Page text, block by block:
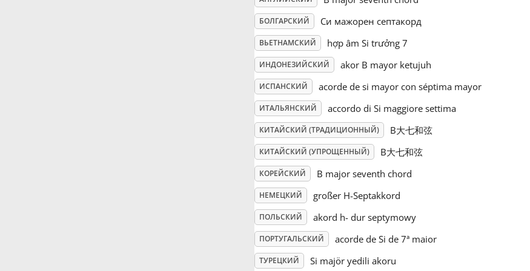
БОЛГАРСКИЙ Си мажорен септакорд
ВЬЕТНАМСКИЙ hợp âm Si trưởng 7
ИНДОНЕЗИЙСКИЙ akor B mayor ketujuh
ИСПАНСКИЙ acorde de si mayor con séptima mayor
ИТАЛЬЯНСКИЙ accordo di Si maggiore settima
КИТАЙСКИЙ (ТРАДИЦИОННЫЙ) B大七和弦
КИТАЙСКИЙ (УПРОЩЕННЫЙ) B大七和弦
КОРЕЙСКИЙ B major seventh chord
НЕМЕЦКИЙ großer H-Septakkord
ПОЛЬСКИЙ akord h- dur septymowy
ПОРТУГАЛЬСКИЙ acorde de Si de 7ª maior
ТУРЕЦКИЙ Si majör yedili akoru